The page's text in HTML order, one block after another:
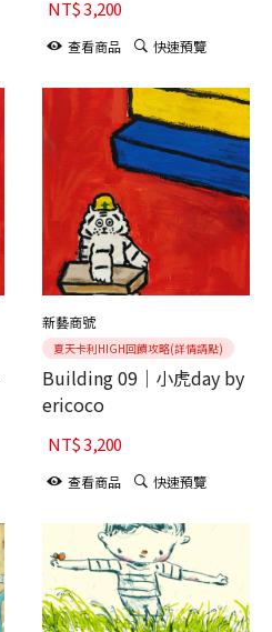
NT$3,200
查看商品 快速預覽
新藝商號
夏天卡利HIGH回饋攻略(詳情請點)
Building 09｜小虎day by
ericoco
NT$3,200
查看商品 快速預覽